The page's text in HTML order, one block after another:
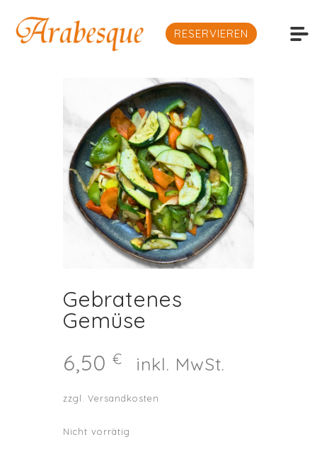
RESERVIEREN
Gebratenes
Gemüse
6,50 € inkl. MwSt.
zzgl. Versandkosten
Nicht vorrätig